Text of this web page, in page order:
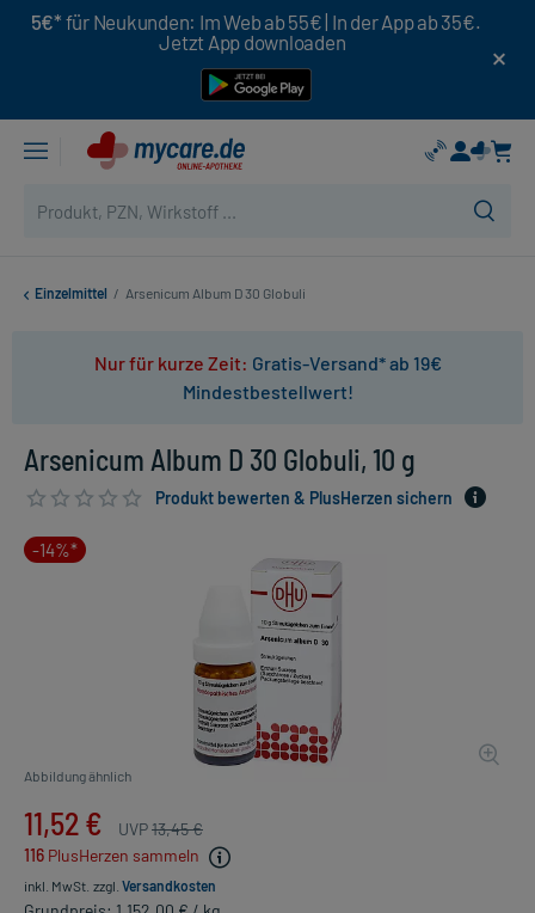
5€* für Neukunden: Im Web ab 55€ | In der App ab 35€.
Jetzt App downloaden
Einzelmittel / Arsenicum Album D 30 Globuli
Nur für kurze Zeit: Gratis-Versand* ab 19€
Mindestbestellwert!
Arsenicum Album D 30 Globuli, 10 g
Produkt bewerten & PlusHerzen sichern
-14%*
Abbildung ähnlich
11,52 € UVP13,45 €
116 PlusHerzen sammeln
inkl. MwSt. zzgl. Versandkosten